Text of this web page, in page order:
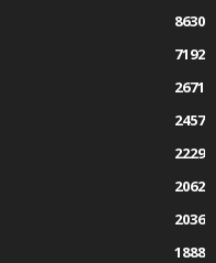
8630
7192
2671
2457
2229
2062
2036
1888